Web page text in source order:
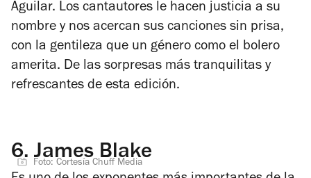
Aguilar. Los cantautores le hacen justicia a su
nombre y nos acercan sus canciones sin prisa,
con la gentileza que un género como el bolero
amerita. De las sorpresas más tranquilitas y
refrescantes de esta edición.
6. James Blake
Foto: Cortesía Chuff Media